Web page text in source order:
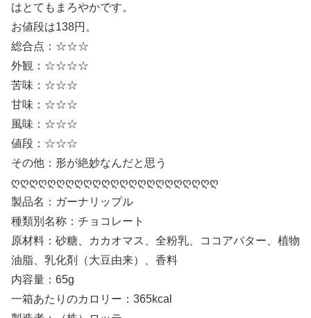
はとてもまろやかです。
お値段は138円。
総合点：☆☆☆
外観：☆☆☆☆
苦味：☆☆☆
甘味：☆☆☆
風味：☆☆☆
値段：☆☆☆
その他：形が絶妙なんだと思う
ღღღღღღღღღღღღღღღღღღღღღღღ
製品名：ガーナリップル
種類別名称：チョコレート
原材料：砂糖、カカオマス、全粉乳、ココアバター、植物
油脂、乳化剤（大豆由来）、香料
内容量：65g
一箱あたりのカロリー：365kcal